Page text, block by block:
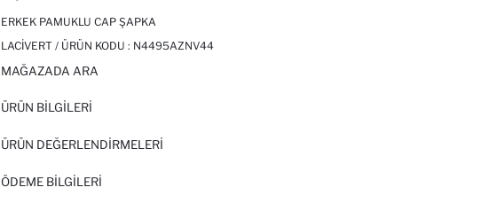
ERKEK PAMUKLU CAP ŞAPKA
LACIVERT / ÜRÜN KODU : N4495AZNV44
MAĞAZADA ARA
ÜRÜN BILGILERI
ÜRÜN DEĞERLENDİRMELERİ
ÖDEME BİLGİLERİ